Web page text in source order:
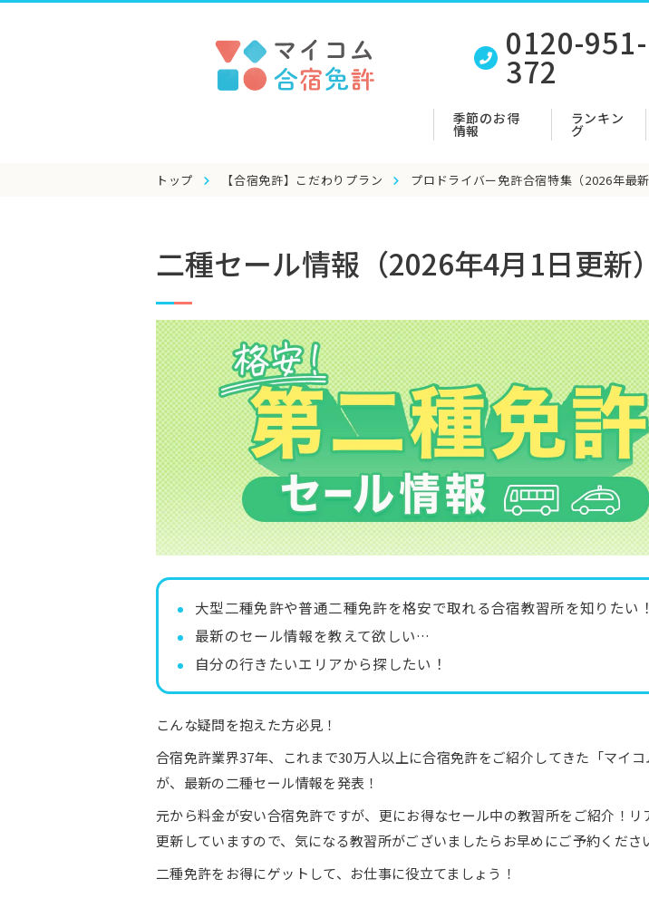
0120-951-
372
季節のお得
情報
ランキン
グ
トップ 【合宿免許】こだわりプラン プロドライバー免許合宿特集（2026年最新
二種セール情報（2026年4月1日更新）
大型二種免許や普通二種免許を格安で取れる合宿教習所を知りたい！
最新のセール情報を教えて欲しい…
自分の行きたいエリアから探したい！
こんな疑問を抱えた方必見！
合宿免許業界37年、これまで30万人以上に合宿免許をご紹介してきた「マイコ
が、最新の二種セール情報を発表！
元から料金が安い合宿免許ですが、更にお得なセール中の教習所をご紹介！リ
更新していますので、気になる教習所がございましたらお早めにご予約くださ
二種免許をお得にゲットして、お仕事に役立てましょう！